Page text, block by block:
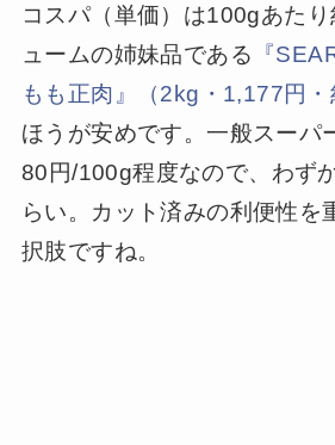
コスパ（単価）は100gあた
ュームの姉妹品である 『
もも正肉』（2kg・1,177円・
ほうが安めです。一般スーパ
80円/100g程度なので、わず
らい。カット済みの利便性を
択肢ですね。